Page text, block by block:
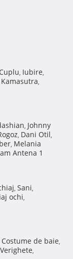
Cuplu, Iubire,
,
, Johnny
, Dani Otil,
, Melania
Antena 1
, Sani,
ochi,
Costume de baie,
Verighete,